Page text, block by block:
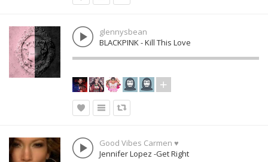
glennysbean
BLACKPINK - Kill This Love
Good Vibes Carmen ♥
Jennifer Lopez -Get Right